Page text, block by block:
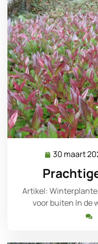
30 maart
Artikel:
voor buiten In de